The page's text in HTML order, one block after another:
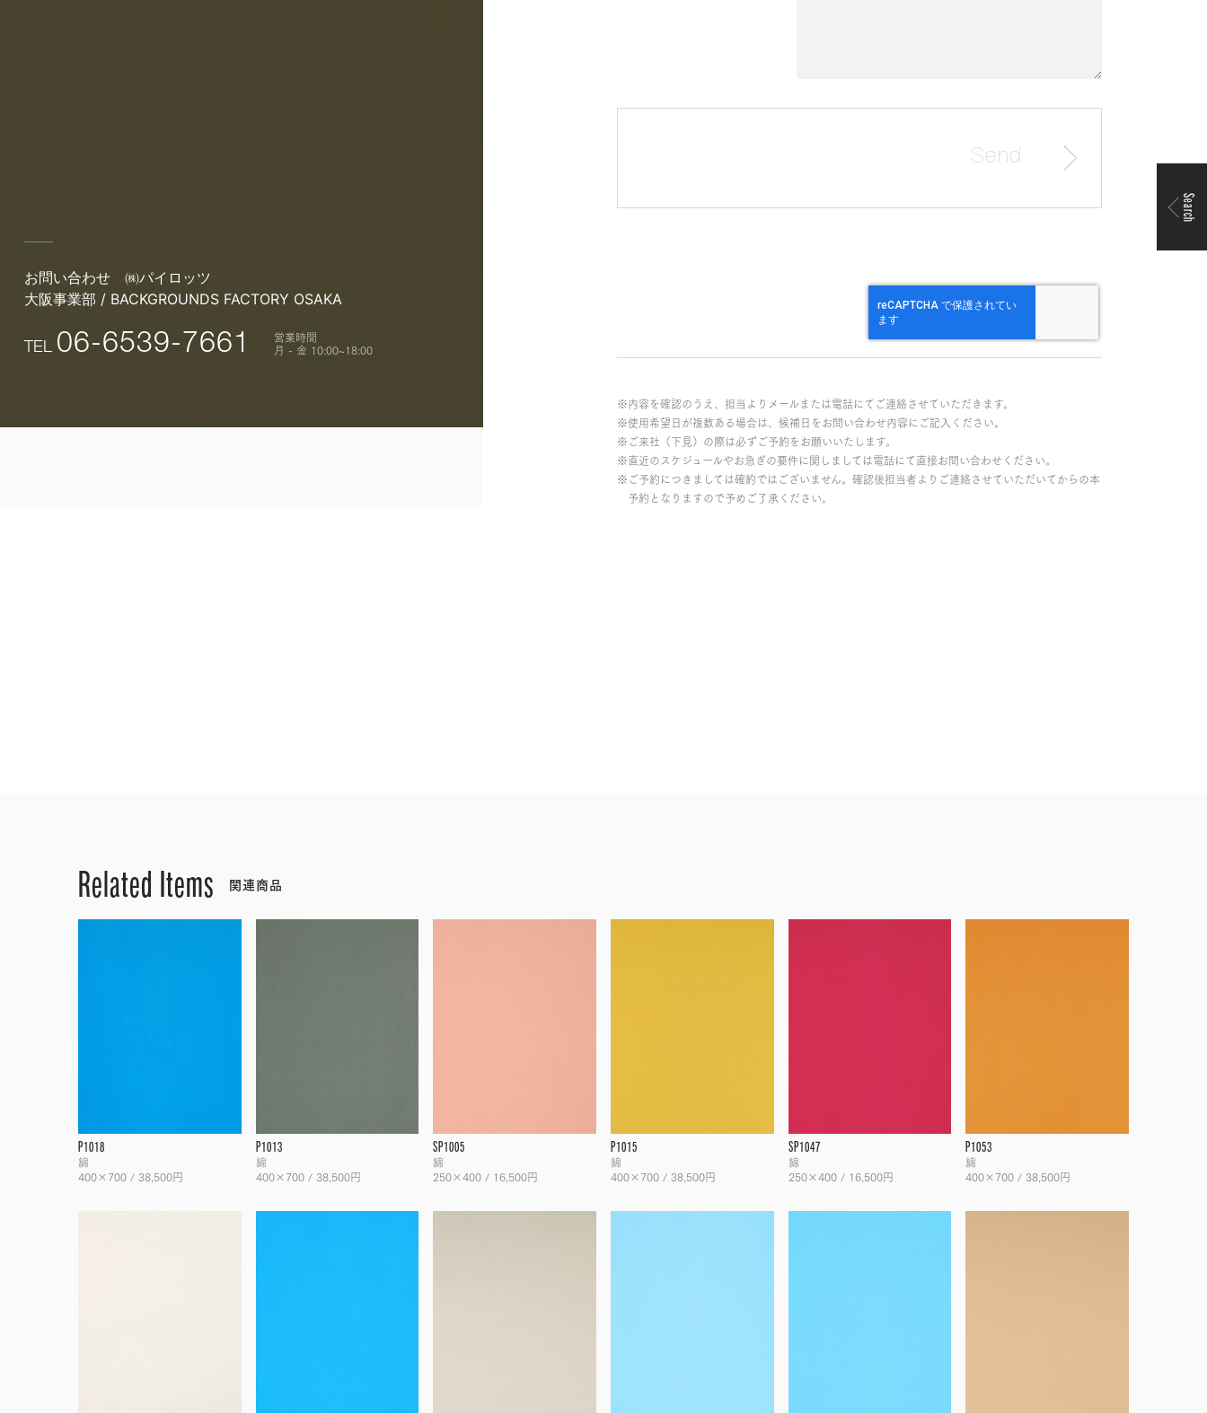
お問い合わせ
㈱パイロッツ
大阪事業部 / BACKGROUNDS FACTORY OSAKA
TEL 06-6539-7661 営業時間
月 - 金 10:00~18:00
※内容を確認のうえ、担当よりメールまたは電話にてご連絡させていただきます。
※使用希望日が複数ある場合は、候補日をお問い合わせ内容にご記入ください。
※ご来社（下見）の際は必ずご予約をお願いいたします。
※直近のスケジュールやお急ぎの要件に関しましては電話にて直接お問い合わせください。
※ご予約につきましては確約ではございません。確認後担当者よりご連絡させていただいてからの本
予約となりますので予めご了承ください。
Related Items 関連商品
P1018
綿
400×700 / 38,500円
P1013
綿
400×700 / 38,500円
SP1005
綿
250×400 / 16,500円
P1015
綿
400×700 / 38,500円
SP1047
綿
250×400 / 16,500円
P1053
綿
400×700 / 38,500円
Search